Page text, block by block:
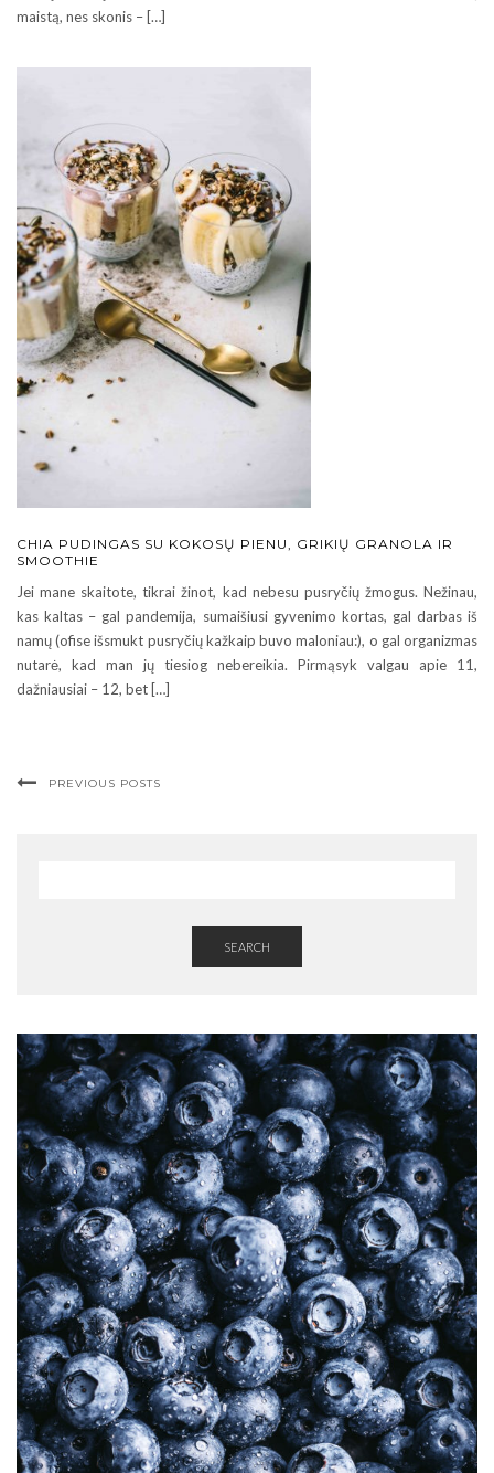
maistą, nes skonis – […]
CHIA PUDINGAS SU KOKOSŲ PIENU, GRIKIŲ GRANOLA IR
SMOOTHIE
Jei mane skaitote, tikrai žinot, kad nebesu pusryčių žmogus. Nežinau,
kas kaltas – gal pandemija, sumaišiusi gyvenimo kortas, gal darbas iš
namų (ofise išsmukt pusryčių kažkaip buvo maloniau:), o gal organizmas
nutarė, kad man jų tiesiog nebereikia. Pirmąsyk valgau apie 11,
dažniausiai – 12, bet […]
PREVIOUS POSTS
SEARCH